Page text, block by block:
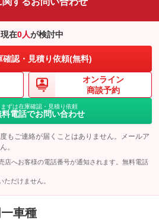
現在0人が検討中
確認・見積り依頼(無料)
オンライン
商談予約
まずは在庫確認・見積り依頼
料電話でお問い合わせ
もご連絡が届くことはありません。メールア
。
店へお客様の電話番号が通知されます。無料電話
だけません。
車種